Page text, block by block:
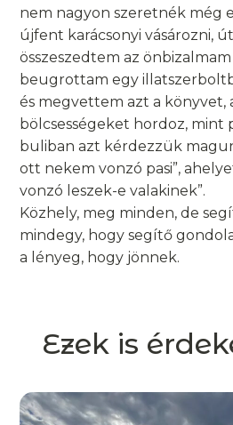
nem nagyon szeretnék még
újfent karácsonyi vásározni,
összeszedtem az
beugrottam egy
és megvettem azt a könyvet,
bölcsességeket hordoz, mint
buliban azt kérdezzük
ott nekem vonzó pasi”,
vonzó leszek-e valakinek”.
Közhely, meg minden, de
mindegy, hogy segítő
a lényeg, hogy jönnek.
Ezek is